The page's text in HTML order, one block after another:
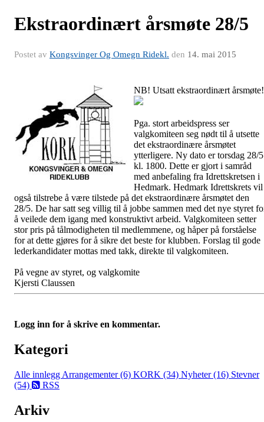
Ekstraordinært årsmøte 28/5
Postet av Kongsvinger Og Omegn Ridekl. den 14. mai 2015
NB! Utsatt ekstraordinært årsmøte!
Pga. stort arbeidspress ser
valgkomiteen seg nødt til å utsette
det ekstraordinære årsmøtet
ytterligere. Ny dato er torsdag 28/5
kl. 1800. Dette er gjort i samråd
med anbefaling fra Idrettskretsen i
Hedmark. Hedmark Idrettskrets vil
også tilstrebe å være tilstede på det ekstraordinære årsmøtet den
28/5. De har satt seg villig til å jobbe sammen med det nye styret
å veilede dem igang med konstruktivt arbeid. Valgkomiteen setter
stor pris på tålmodigheten til medlemmene, og håper på forståelse
for at dette gjøres for å sikre det beste for klubben. Forslag til gode
lederkandidater mottas med takk, direkte til valgkomiteen.
På vegne av styret, og valgkomite
Kjersti Claussen
Logg inn for å skrive en kommentar.
Kategori
Alle innlegg Arrangementer (6) KORK (34) Nyheter (16) Stevner
(54)
RSS
Arkiv